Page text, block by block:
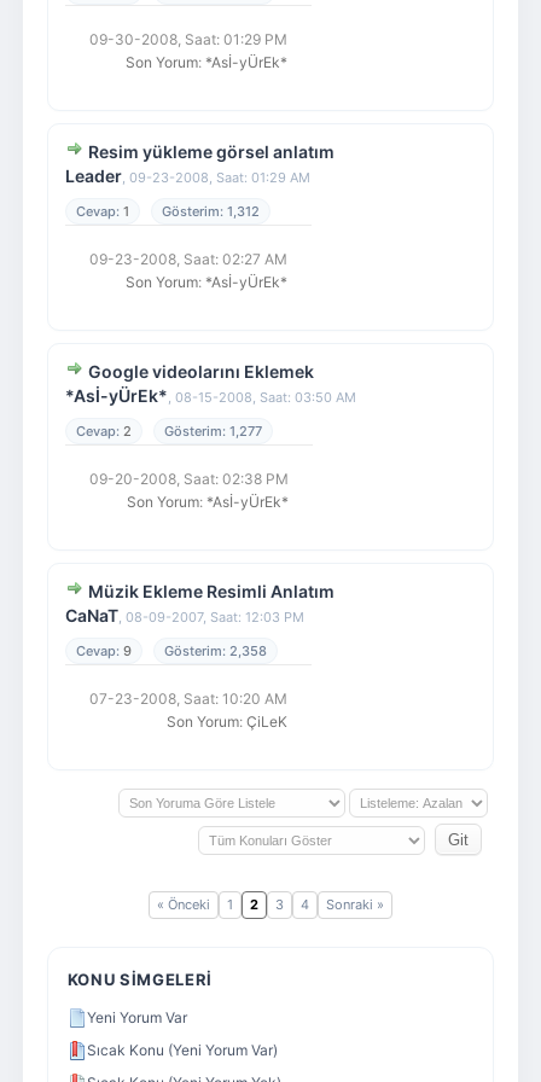
09-30-2008, Saat: 01:29 PM
Son Yorum: *Asİ-yÜrEk*
Resim yükleme görsel anlatım
Leader, 09-23-2008, Saat: 01:29 AM
1
1,312
09-23-2008, Saat: 02:27 AM
Son Yorum: *Asİ-yÜrEk*
Google videolarını Eklemek
*Asİ-yÜrEk*, 08-15-2008, Saat: 03:50 AM
2
1,277
09-20-2008, Saat: 02:38 PM
Son Yorum: *Asİ-yÜrEk*
Müzik Ekleme Resimli Anlatım
CaNaT, 08-09-2007, Saat: 12:03 PM
9
2,358
07-23-2008, Saat: 10:20 AM
Son Yorum: ÇiLeK
« Önceki 1 2 3 4 Sonraki »
KONU SIMGELERI
Yeni Yorum Var
Sıcak Konu (Yeni Yorum Var)